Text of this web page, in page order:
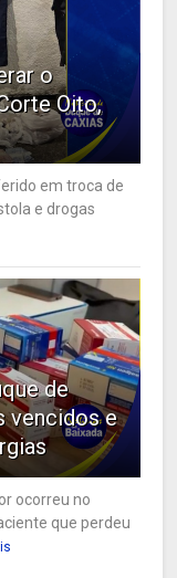
o
Oito,
em troca de
e drogas
de
vencidos e
ocorreu no
que perdeu